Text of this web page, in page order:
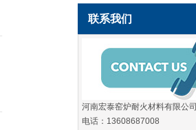
联系我们
河南宏泰窑炉耐火材料有限公司
电话：13608687008